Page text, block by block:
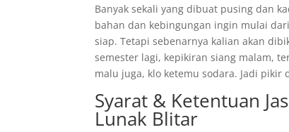
Banyak sekali yang dibuat pusing dan
bahan dan kebingungan ingin mulai
siap. Tetapi sebenarnya kalian akan
semester lagi, kepikiran siang malam,
malu juga, klo ketemu sodara. Jadi pikir
Syarat & Ketentuan
Lunak Blitar